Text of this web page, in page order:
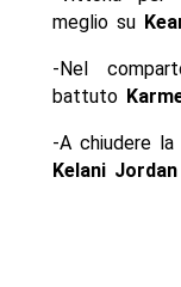
meglio su
-Nel
battuto
-A chiudere
Kelani Jordan